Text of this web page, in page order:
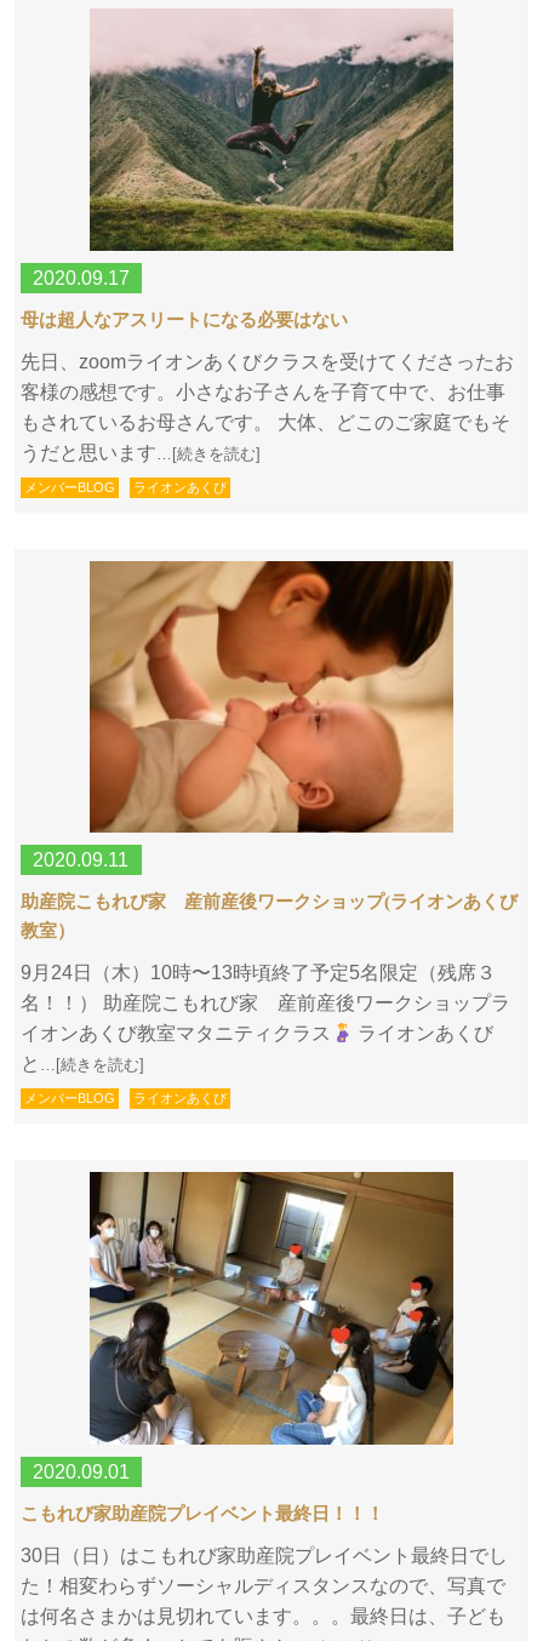
2020.09.17
母は超人なアスリートになる必要はない
先日、zoomライオンあくびクラスを受けてくださったお
客様の感想です。小さなお子さんを子育て中で、お仕事
もされているお母さんです。 大体、どこのご家庭でもそ
うだと思います…[続きを読む]
メンバーBLOG ライオンあくび
2020.09.11
助産院こもれび家 産前産後ワークショップ(ライオンあくび
教室）
9月24日（木）10時〜13時頃終了予定5名限定（残席３
名！！） 助産院こもれび家 産前産後ワークショップラ
イオンあくび教室マタニティクラス
ライオンあくび
と …[続きを読む]
メンバーBLOG ライオンあくび
2020.09.01
こもれび家助産院プレイベント最終日！！！
30日（日）はこもれび家助産院プレイベント最終日でし
た！相変わらずソーシャルディスタンスなので、写真で
は何名さまかは見切れています。。。最終日は、子ども